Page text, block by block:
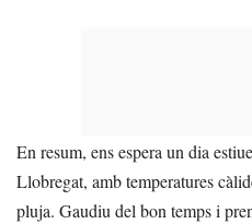
En resum, ens espera un dia
Llobregat, amb temperatures
pluja. Gaudiu del bon temps i